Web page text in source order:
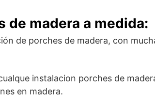
de madera a medida:
de porches de madera, con
instalacion porches de
en madera.